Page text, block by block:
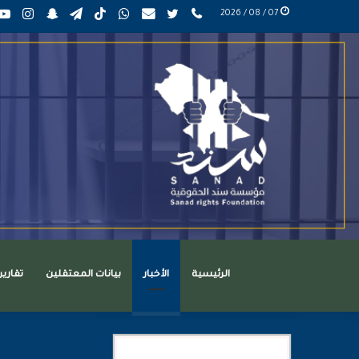
سناب
تشات
تيلقرامTikTokواتساب mail تويتر
عربي
phone
الرئيسية الأخبار بيانات المعتقلين